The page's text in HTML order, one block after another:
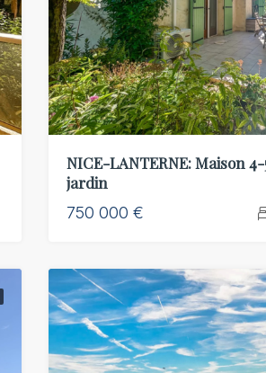
NICE-LANTERNE: Maison 4-
jardin
750 000 €